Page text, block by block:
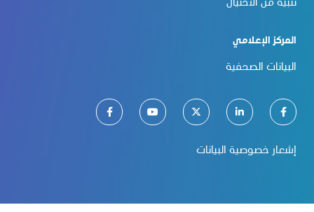
تنبيه من الاحتيال
المركز الإعلامي
البيانات الصحفية
إشعار خصوصية البيانات